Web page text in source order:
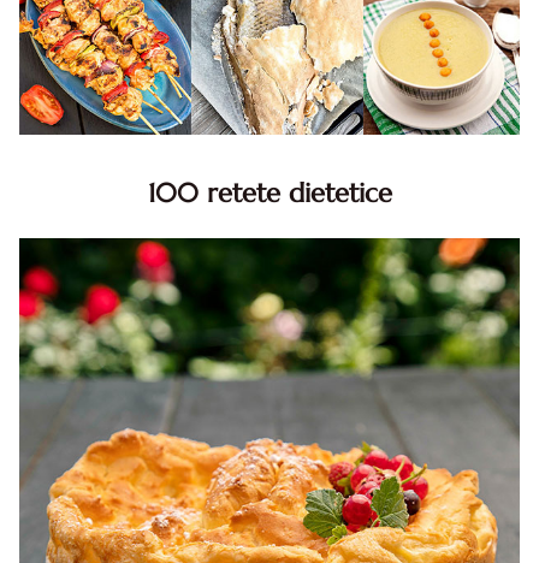
100 retete dietetice
dietetice. Idei retete dietetice. 100 Retete mancare
pentru dieta.